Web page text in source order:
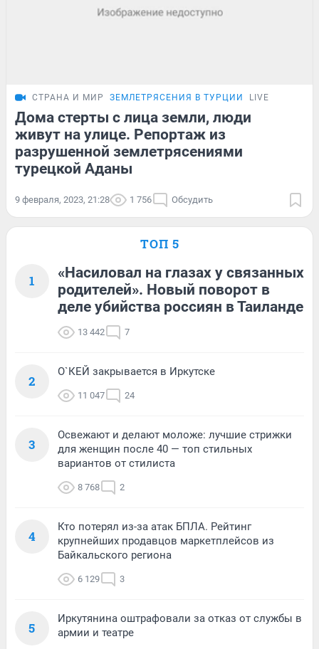
СТРАНА И МИР ЗЕМЛЕТРЯСЕНИЯ В ТУРЦИИ LIVE
Дома стерты с лица земли, люди
живут на улице. Репортаж из
разрушенной землетрясениями
турецкой Аданы
9 февраля, 2023, 21:28 1 756 Обсудить
ТОП 5
1
«Насиловал на глазах у связанных
родителей». Новый поворот в
деле убийства россиян в Таиланде
13 442 7
2
О`КЕЙ закрывается в Иркутске
11 047 24
3
Освежают и делают моложе: лучшие стрижки
для женщин после 40 — топ стильных
вариантов от стилиста
8 768 2
4
Кто потерял из-за атак БПЛА. Рейтинг
крупнейших продавцов маркетплейсов из
Байкальского региона
6 129 3
5
Иркутянина оштрафовали за отказ от службы в
армии и театре